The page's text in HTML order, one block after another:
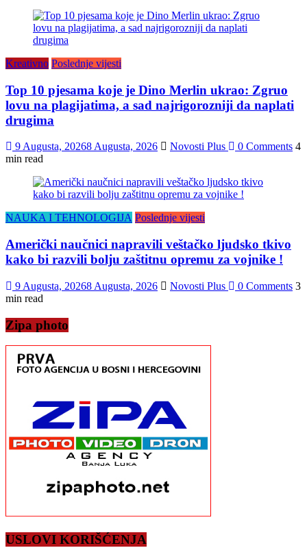
Kreativno Poslednje vijesti
Top 10 pjesama koje je Dino Merlin ukrao: Zgruo
lovu na plagijatima, a sad najrigorozniji da naplati
drugima
9 Augusta, 20268 Augusta, 2026 Novosti Plus 0 Comments 4
min read
NAUKA I TEHNOLOGIJA Poslednje vijesti
Američki naučnici napravili veštačko ljudsko tkivo
kako bi razvili bolju zaštitnu opremu za vojnike !
9 Augusta, 20268 Augusta, 2026 Novosti Plus 0 Comments 3
min read
Zipa photo
USLOVI KORIŠĆENJA